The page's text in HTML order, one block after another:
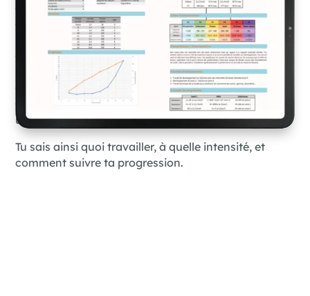
• tes zones d’intensité et tes repères d’entraînement ;
• tes seuils et ton potentiel aérobie : VMA ou PMA,
selon la discipline ;
• tes priorités d’entraînement : ce qui va te faire
progresser ;
• des conseils concrets et des pistes de progression ;
• si tu as déjà fait un test : une comparaison claire et
une quantification de tes progrès.
Tu sais ainsi quoi travailler, à quelle intensité, et
comment suivre ta progression.